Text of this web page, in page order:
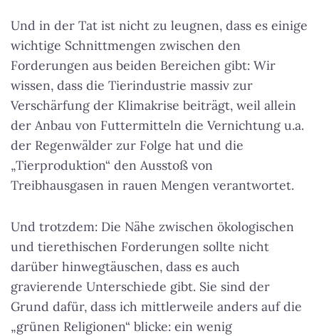
Und in der Tat ist nicht zu leugnen, dass es einige
wichtige Schnittmengen zwischen den
Forderungen aus beiden Bereichen gibt: Wir
wissen, dass die Tierindustrie massiv zur
Verschärfung der Klimakrise beiträgt, weil allein
der Anbau von Futtermitteln die Vernichtung u.a.
der Regenwälder zur Folge hat und die
„Tierproduktion“ den Ausstoß von
Treibhausgasen in rauen Mengen verantwortet.
Und trotzdem: Die Nähe zwischen ökologischen
und tierethischen Forderungen sollte nicht
darüber hinwegtäuschen, dass es auch
gravierende Unterschiede gibt. Sie sind der
Grund dafür, dass ich mittlerweile anders auf die
„grünen Religionen“ blicke: ein wenig